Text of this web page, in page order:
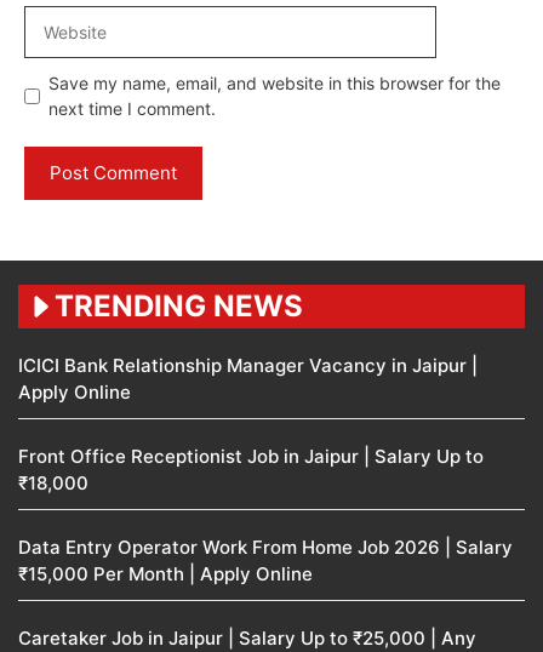
Save my name, email, and website in this browser for the
next time I comment.
TRENDING NEWS
ICICI Bank Relationship Manager Vacancy in Jaipur |
Apply Online
Front Office Receptionist Job in Jaipur | Salary Up to
₹18,000
Data Entry Operator Work From Home Job 2026 | Salary
₹15,000 Per Month | Apply Online
Caretaker Job in Jaipur | Salary Up to ₹25,000 | Any